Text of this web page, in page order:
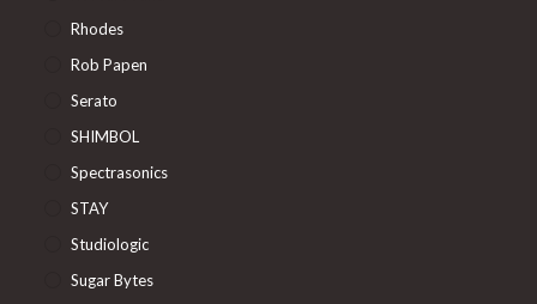
Rhodes
Rob Papen
Serato
SHIMBOL
Spectrasonics
STAY
Studiologic
Sugar Bytes